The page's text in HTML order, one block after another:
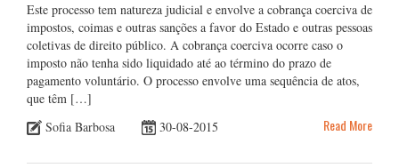
Este processo tem natureza judicial e envolve a cobrança coerciva de
impostos, coimas e outras sanções a favor do Estado e outras pessoas
coletivas de direito público. A cobrança coerciva ocorre caso o
imposto não tenha sido liquidado até ao término do prazo de
pagamento voluntário. O processo envolve uma sequência de atos,
que têm […]
Sofia Barbosa
30-08-2015 Read More